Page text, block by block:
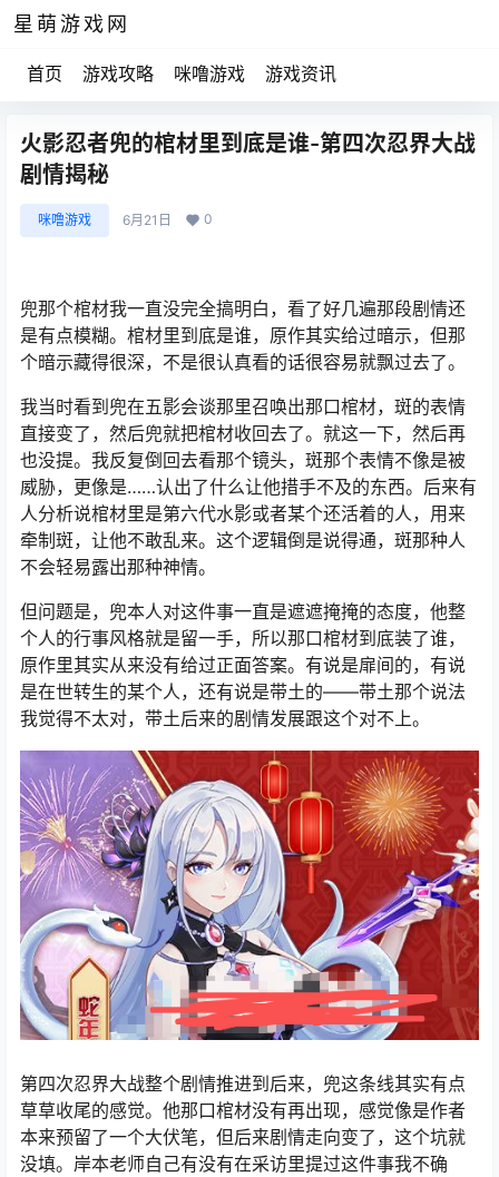
星萌游戏网
首页 游戏攻略 咪噜游戏 游戏资讯
火影忍者兜的棺材里到底是谁-第四次忍界大战
剧情揭秘
咪噜游戏 6月21日 0
兜那个棺材我一直没完全搞明白，看了好几遍那段剧情还
是有点模糊。棺材里到底是谁，原作其实给过暗示，但那
个暗示藏得很深，不是很认真看的话很容易就飘过去了。
我当时看到兜在五影会谈那里召唤出那口棺材，斑的表情
直接变了，然后兜就把棺材收回去了。就这一下，然后再
也没提。我反复倒回去看那个镜头，斑那个表情不像是被
威胁，更像是……认出了什么让他措手不及的东西。后来有
人分析说棺材里是第六代水影或者某个还活着的人，用来
牵制斑，让他不敢乱来。这个逻辑倒是说得通，斑那种人
不会轻易露出那种神情。
但问题是，兜本人对这件事一直是遮遮掩掩的态度，他整
个人的行事风格就是留一手，所以那口棺材到底装了谁，
原作里其实从来没有给过正面答案。有说是扉间的，有说
是在世转生的某个人，还有说是带土的——带土那个说法
我觉得不太对，带土后来的剧情发展跟这个对不上。
第四次忍界大战整个剧情推进到后来，兜这条线其实有点
草草收尾的感觉。他那口棺材没有再出现，感觉像是作者
本来预留了一个大伏笔，但后来剧情走向变了，这个坑就
没填。岸本老师自己有没有在采访里提过这件事我不确